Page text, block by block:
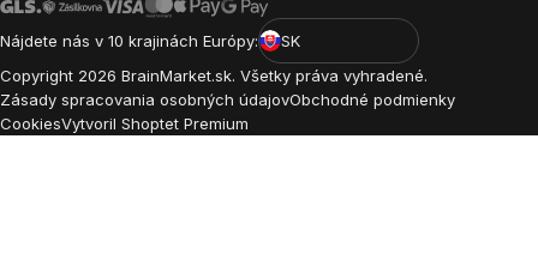
Nájdete nás v 10 krajinách Európy:
SK
Copyright 2026 BrainMarket.sk. Všetky práva vyhradené.
Zásady spracovania osobných údajovObchodné podmienky
CookiesVytvoril Shoptet Premium